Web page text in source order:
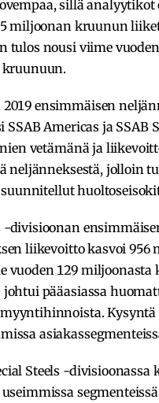
sillä analyytikot
miljoonan kruunun
tulos nousi viime
kruunuun.
2019 ensimmäisen
Americas ja SSAB
vetämänä ja
neljänneksestä, jolloin
-divisioonan
liikevoitto kasvoi 956
vuoden 129 miljoonasta
pääasiassa
Steels -divisioonassa